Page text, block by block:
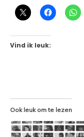
Vind ik leuk:
Ook leuk om te lezen